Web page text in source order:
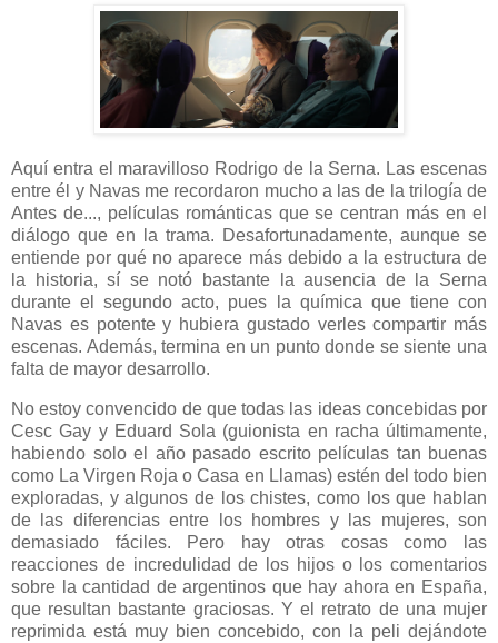
Aquí entra el maravilloso Rodrigo de la Serna. Las escenas
entre él y Navas me recordaron mucho a las de la trilogía de
Antes de..., películas románticas que se centran más en el
diálogo que en la trama. Desafortunadamente, aunque se
entiende por qué no aparece más debido a la estructura de
la historia, sí se notó bastante la ausencia de la Serna
durante el segundo acto, pues la química que tiene con
Navas es potente y hubiera gustado verles compartir más
escenas. Además, termina en un punto donde se siente una
falta de mayor desarrollo.
No estoy convencido de que todas las ideas concebidas por
Cesc Gay y Eduard Sola (guionista en racha últimamente,
habiendo solo el año pasado escrito películas tan buenas
como La Virgen Roja o Casa en Llamas) estén del todo bien
exploradas, y algunos de los chistes, como los que hablan
de las diferencias entre los hombres y las mujeres, son
demasiado fáciles. Pero hay otras cosas como las
reacciones de incredulidad de los hijos o los comentarios
sobre la cantidad de argentinos que hay ahora en España,
que resultan bastante graciosas. Y el retrato de una mujer
reprimida está muy bien concebido, con la peli dejándote